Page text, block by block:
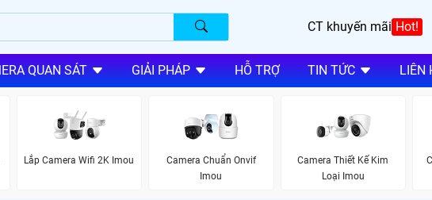
CT khuyến mãi Hot!
QUAN SÁT GIẢI PHÁP HỖ TRỢ TIN TỨC LIÊN
Lắp Camera Wifi 2K Imou
Camera Chuẩn Onvif
Imou
Camera Thiết Kế Kim
Loại Imou